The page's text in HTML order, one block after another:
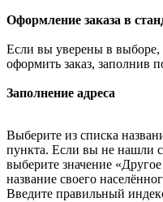
Оформление заказа в
Если вы уверены в выборе,
оформить заказ, заполнив
Заполнение адреса
Выберите из списка
пункта. Если вы не нашли
выберите значение
название своего
Введите правильный